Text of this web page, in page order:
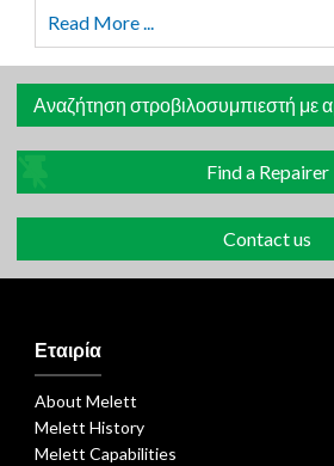
Read More ...
Αναζήτηση στροβιλοσυμπιεστή με
Find a Repairer
Contact us
Εταιρία
About Melett
Melett History
Melett Capabilities